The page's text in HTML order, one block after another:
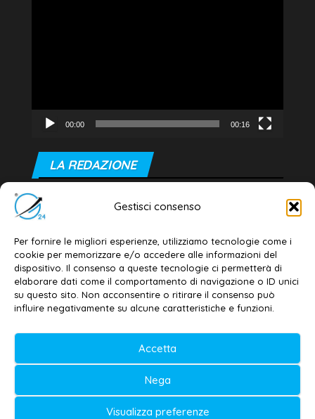
Gestisci consenso
Per fornire le migliori esperienze, utilizziamo tecnologie come i
cookie per memorizzare e/o accedere alle informazioni del
dispositivo. Il consenso a queste tecnologie ci permetterà di
elaborare dati come il comportamento di navigazione o ID unici
su questo sito. Non acconsentire o ritirare il consenso può
influire negativamente su alcune caratteristiche e funzioni.
Accetta
Nega
Visualizza preferenze
00:00 00:16
LA REDAZIONE
Editore e direttore responsabile:
Dott. Daniele G. Masciullo
Email: redazione@galatina24.it
Contatti –Disclaimer
Privacy policy –Cookie policy
Testata iscritta al n. 11/2020 Registro della
Stampa Tribunale di Lecce
Editore e direttore responsabile: